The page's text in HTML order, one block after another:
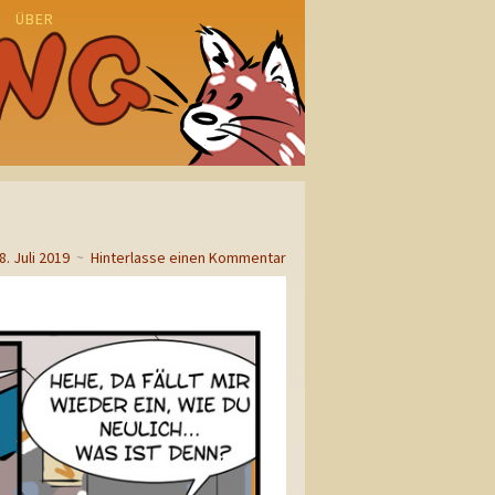
ÜBER
8. Juli 2019 ~ Hinterlasse einen Kommentar